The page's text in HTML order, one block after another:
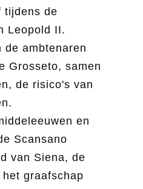
tijdens de
Leopold II.
de ambtenaren
Grosseto, samen
de risico's van
en
Scansano
van Siena, de
graafschap